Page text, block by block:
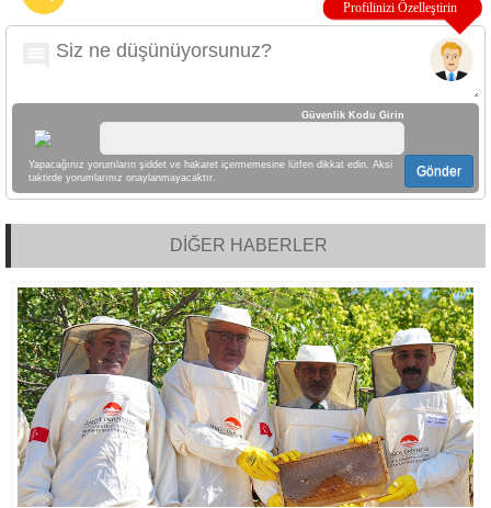
Güvenlik Kodu Girin
Yapacağınız yorumların şiddet ve hakaret içermemesine lütfen dikkat edin. Aksi
taktirde yorumlarınız onaylanmayacaktır.
Gönder
DİĞER HABERLER